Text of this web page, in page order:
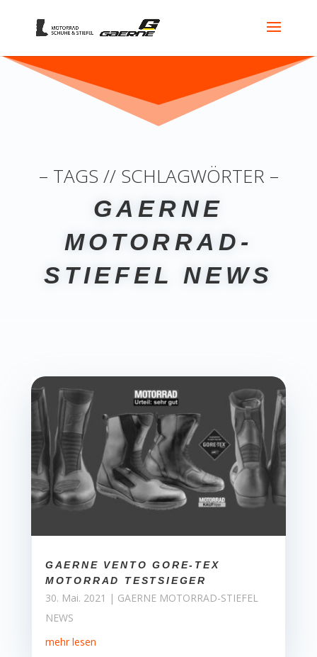
– TAGS // SCHLAGWÖRTER –
GAERNE
MOTORRAD-
STIEFEL NEWS
GAERNE VENTO GORE-TEX
MOTORRAD TESTSIEGER
30. Mai. 2021 | GAERNE MOTORRAD-STIEFEL
NEWS
mehr lesen